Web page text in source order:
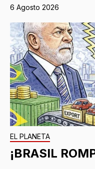
6 Agosto 2026
EL PLANETA
¡BRASIL